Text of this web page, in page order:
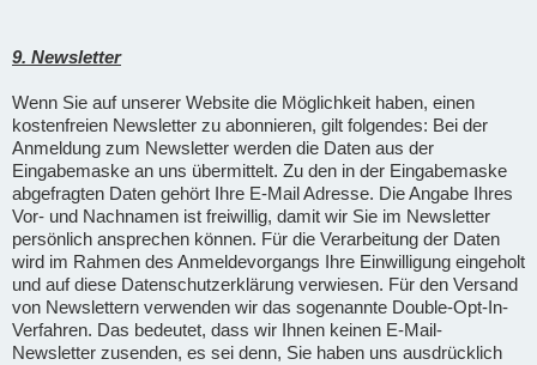
9. Newsletter
Wenn Sie auf unserer Website die Möglichkeit haben, einen
kostenfreien Newsletter zu abonnieren, gilt folgendes: Bei der
Anmeldung zum Newsletter werden die Daten aus der
Eingabemaske an uns übermittelt. Zu den in der Eingabemaske
abgefragten Daten gehört Ihre E-Mail Adresse. Die Angabe Ihres
Vor- und Nachnamen ist freiwillig, damit wir Sie im Newsletter
persönlich ansprechen können. Für die Verarbeitung der Daten
wird im Rahmen des Anmeldevorgangs Ihre Einwilligung eingeholt
und auf diese Datenschutzerklärung verwiesen. Für den Versand
von Newslettern verwenden wir das sogenannte Double-Opt-In-
Verfahren. Das bedeutet, dass wir Ihnen keinen E-Mail-
Newsletter zusenden, es sei denn, Sie haben uns ausdrücklich